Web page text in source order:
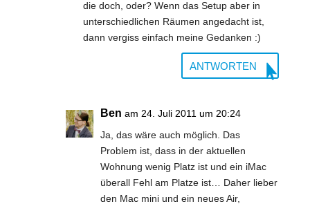
die doch, oder? Wenn das Setup aber in
unterschiedlichen Räumen angedacht ist,
dann vergiss einfach meine Gedanken :)
ANTWORTEN
Ben am 24. Juli 2011 um 20:24
Ja, das wäre auch möglich. Das
Problem ist, dass in der aktuellen
Wohnung wenig Platz ist und ein iMac
überall Fehl am Platze ist… Daher lieber
den Mac mini und ein neues Air,